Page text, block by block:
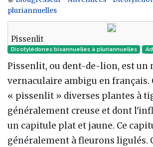
pluriannuelles
Pissenlit
Dicotylédones bisannuelles à pluriannuelles
Pissenlit, ou dent-de-lion, est un
vernaculaire ambigu en français.
« pissenlit » diverses plantes à
généralement creuse et dont
un capitule plat et jaune. Ce
généralement à fleurons ligulés.